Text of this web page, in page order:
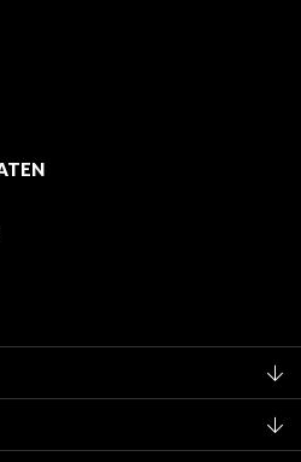
accommodaties